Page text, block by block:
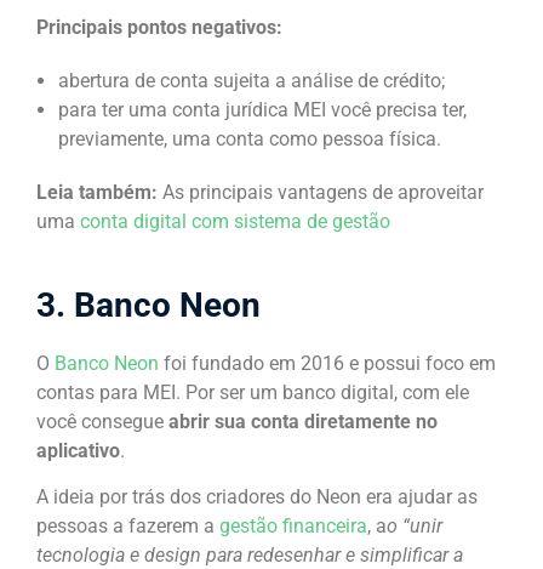
Principais pontos negativos:
abertura de conta sujeita a análise de crédito;
para ter uma conta jurídica MEI você precisa ter,
previamente, uma conta como pessoa física.
Leia também: As principais vantagens de aproveitar
uma conta digital com sistema de gestão
3. Banco Neon
O Banco Neon foi fundado em 2016 e possui foco em
contas para MEI. Por ser um banco digital, com ele
você consegue abrir sua conta diretamente no
aplicativo.
A ideia por trás dos criadores do Neon era ajudar as
pessoas a fazerem a gestão financeira, ao “unir
tecnologia e design para redesenhar e simplificar a